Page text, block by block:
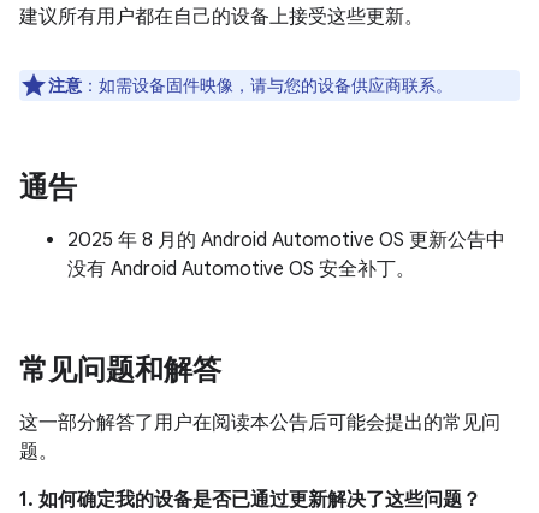
建议所有用户都在自己的设备上接受这些更新。
注意 ：如需设备固件映像，请与您的设备供应商联系。
通告
2025 年 8 月的 Android Automotive OS 更新公告中
没有 Android Automotive OS 安全补丁。
常见问题和解答
这一部分解答了用户在阅读本公告后可能会提出的常见问
题。
1. 如何确定我的设备是否已通过更新解决了这些问题？